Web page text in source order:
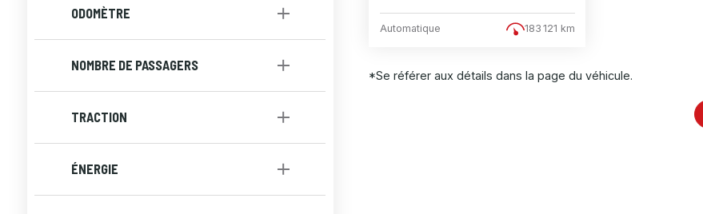
ODOMÈTRE
NOMBRE DE PASSAGERS
TRACTION
ÉNERGIE
Automatique 183 121 km
*Se référer aux détails dans la page du véhicule.